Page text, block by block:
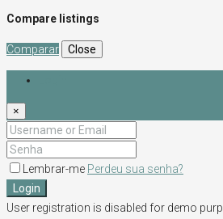
Compare listings
Comparar Close
×
Lembrar-me Perdeu sua senha?
Login
User registration is disabled for demo